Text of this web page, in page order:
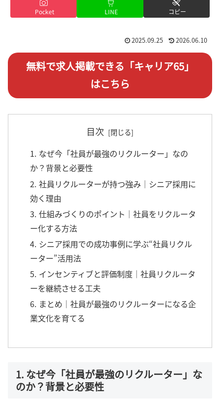
Pocket LINE コピー
2025.09.25 2026.06.10
無料で求人掲載できる「キャリア65」
はこちら
目次
1. なぜ今「社員が最強のリクルーター」なの
か？背景と必要性
2. 社員リクルーターが持つ強み｜シニア採用に
効く理由
3. 仕組みづくりのポイント｜社員をリクルータ
ー化する方法
4. シニア採用での成功事例に学ぶ“社員リクル
ーター”活用法
5. インセンティブと評価制度｜社員リクルータ
ーを継続させる工夫
6. まとめ｜社員が最強のリクルーターになる企
業文化を育てる
1. なぜ今「社員が最強のリクルーター」な
のか？背景と必要性